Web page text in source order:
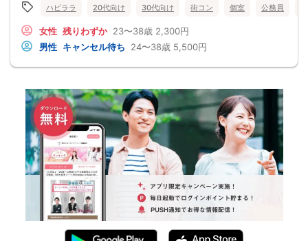
ハピララ 20代向け 30代向け 街コン 個室 公務員
女性 残りわずか 23〜38歳 2,300円
男性 キャンセル待ち 24〜38歳 5,500円